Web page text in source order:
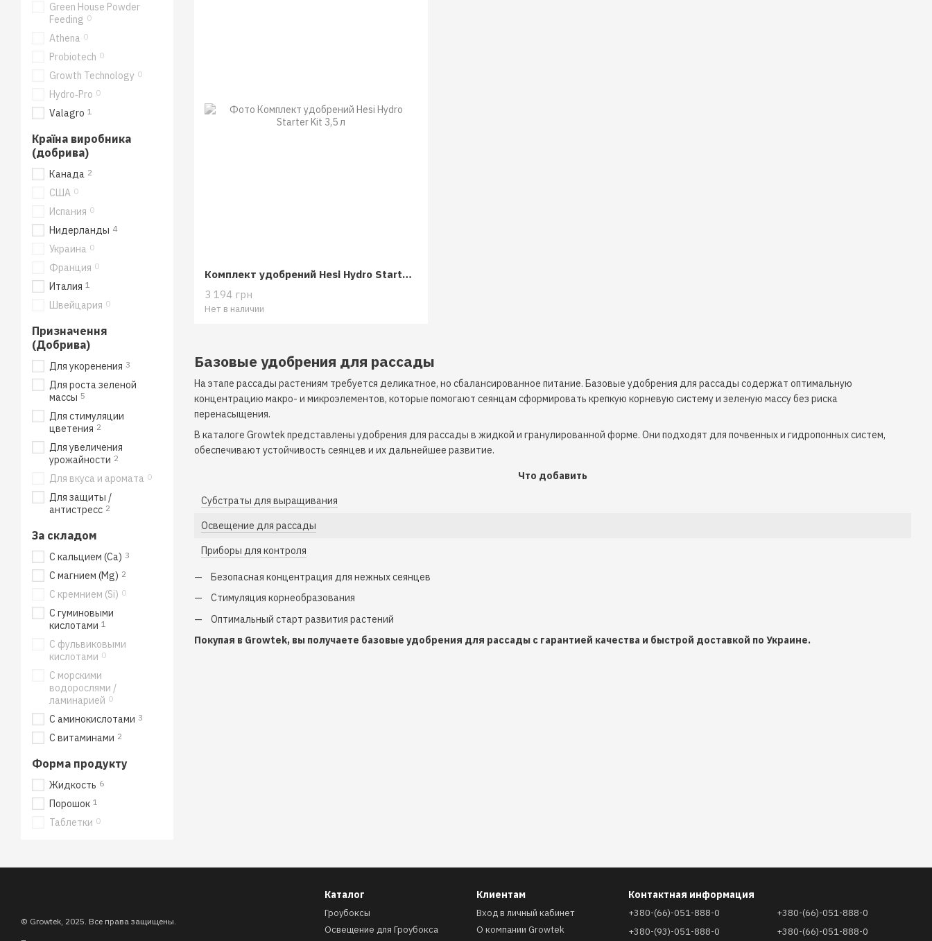
Базовые удобрения для рассады
На этапе рассады растениям требуется деликатное, но сбалансированное питание. Базовые удобрения для рассады содержат оптимальную
концентрацию макро- и микроэлементов, которые помогают сеянцам сформировать крепкую корневую систему и зеленую массу без риска
перенасыщения.
В каталоге Growtek представлены удобрения для рассады в жидкой и гранулированной форме. Они подходят для почвенных и гидропонных систем,
обеспечивают устойчивость сеянцев и их дальнейшее развитие.
Что добавить
Субстраты для выращивания
Освещение для рассады
Приборы для контроля
Безопасная концентрация для нежных сеянцев
Стимуляция корнеобразования
Оптимальный старт развития растений
Покупая в Growtek, вы получаете базовые удобрения для рассады с гарантией качества и быстрой доставкой по Украине.
Комплект удобрений Hesi Hydro Starter Kit 3,5 л
3 194 грн
Нет в наличии
Green House Powder
Feeding 0
Athena 0
Probiotech 0
Growth Technology 0
Hydro‑Pro 0
Valagro 1
Країна виробника
(добрива)
Канада 2
США 0
Испания 0
Нидерланды 4
Украина 0
Франция 0
Италия 1
Швейцария 0
Призначення
(Добрива)
Для укоренения 3
Для роста зеленой
массы 5
Для стимуляции
цветения 2
Для увеличения
урожайности 2
Для вкуса и аромата 0
Для защиты /
антистресс 2
За складом
С кальцием (Ca) 3
С магнием (Mg) 2
С кремнием (Si) 0
С гуминовыми
кислотами 1
С фульвиковыми
кислотами 0
С морскими
водорослями /
ламинарией 0
С аминокислотами 3
С витаминами 2
Форма продукту
Жидкость 6
Порошок 1
Таблетки 0
© Growtek, 2025. Все права защищены.
Каталог
Гроубоксы
Освещение для Гроубокса
Клиентам
Вход в личный кабинет
О компании Growtek
Контактная информация
+380-(66)-051-888-0
+380-(93)-051-888-0
+380-(66)-051-888-0
+380-(66)-051-888-0